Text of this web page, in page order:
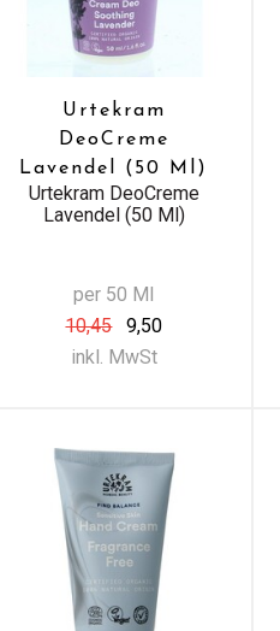
Urtekram
DeoCreme
Lavendel (50 Ml)
Urtekram DeoCreme
Lavendel (50 Ml)
per 50 Ml
10,45
9,50
inkl. MwSt